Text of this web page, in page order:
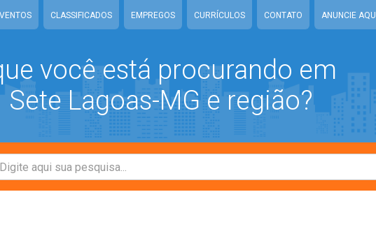
CLASSIFICADOS EMPREGOS CURRÍCULOS CONTATO ANUNCIE AQUI
você está procurando em
Lagoas-MG e região?